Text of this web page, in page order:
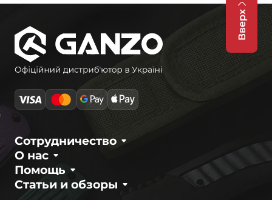
Вверх
О нас
Сотрудничество
Статьи и обзоры
Помощь